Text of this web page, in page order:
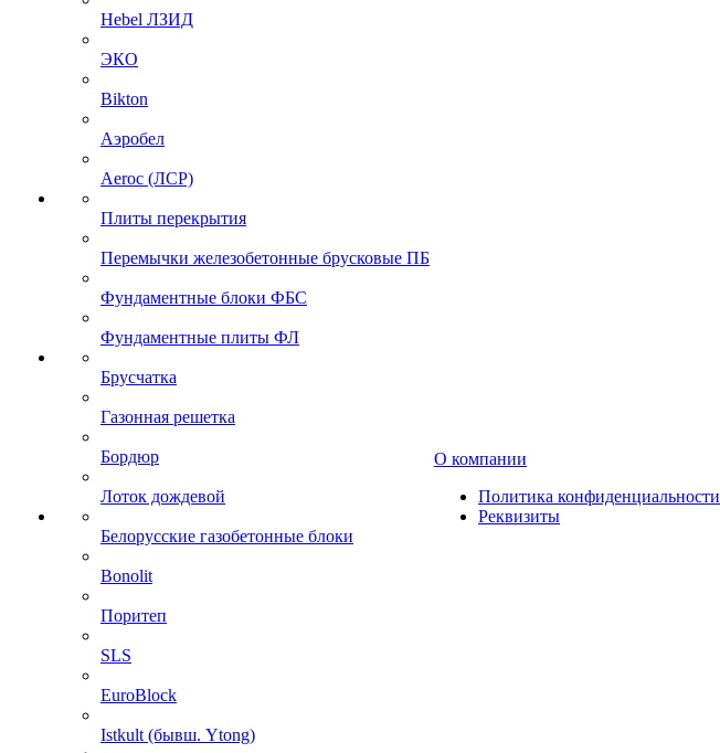
Hebel ЛЗИД
ЭКО
Bikton
Аэробел
Aeroc (ЛСР)
Плиты перекрытия
Перемычки железобетонные брусковые ПБ
Фундаментные блоки ФБС
Фундаментные плиты ФЛ
Брусчатка
Газонная решетка
Бордюр
Лоток дождевой
Белорусские газобетонные блоки
Bonolit
Поритеп
SLS
EuroBlock
Istkult (бывш. Ytong)
О компании
Политика конфиденциальности
Реквизиты